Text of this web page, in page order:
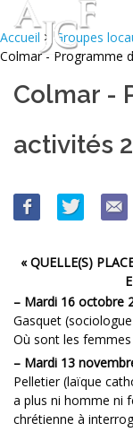
Accueil >Groupes
Colmar - Programme
Colmar -
activités
« QUELLE(S)
– Mardi 16 octobre
Gasquet
Où sont les femmes
– Mardi 13
Pelletier (laïque
a plus ni homme ni
chrétienne à